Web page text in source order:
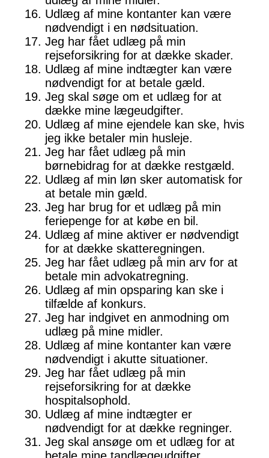
Udlæg af mine kontanter kan være
nødvendigt i en nødsituation.
Jeg har fået udlæg på min
rejseforsikring for at dække skader.
Udlæg af mine indtægter kan være
nødvendigt for at betale gæld.
Jeg skal søge om et udlæg for at
dække mine lægeudgifter.
Udlæg af mine ejendele kan ske, hvis
jeg ikke betaler min husleje.
Jeg har fået udlæg på min
børnebidrag for at dække restgæld.
Udlæg af min løn sker automatisk for
at betale min gæld.
Jeg har brug for et udlæg på min
feriepenge for at købe en bil.
Udlæg af mine aktiver er nødvendigt
for at dække skatteregningen.
Jeg har fået udlæg på min arv for at
betale min advokatregning.
Udlæg af min opsparing kan ske i
tilfælde af konkurs.
Jeg har indgivet en anmodning om
udlæg på mine midler.
Udlæg af mine kontanter kan være
nødvendigt i akutte situationer.
Jeg har fået udlæg på min
rejseforsikring for at dække
hospitalsophold.
Udlæg af mine indtægter er
nødvendigt for at dække regninger.
Jeg skal ansøge om et udlæg for at